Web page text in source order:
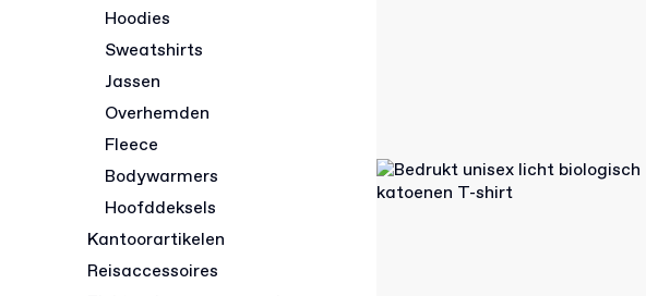
Hoodies
Sweatshirts
Jassen
Overhemden
Fleece
Bodywarmers
Hoofddeksels
Kantoorartikelen
Reisaccessoires